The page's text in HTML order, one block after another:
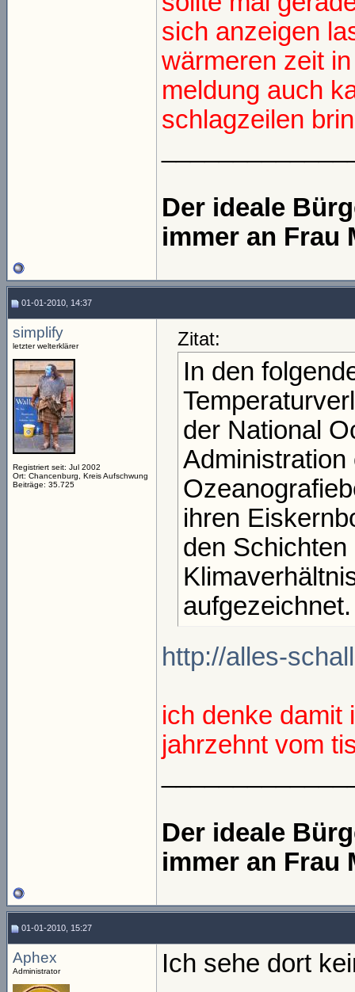
sich anzeigen
wärmeren zeit
meldung auch
schlagzeilen
Der ideale
immer an Frau
01-01-2010, 14:37
simplify
letzter welterklärer
Registriert seit: Jul 2002
Ort: Chancenburg, Kreis Aufschwung
Beiträge: 35.725
Zitat:
In den
der National
Administration
ihren
den
aufgezeichnet.
http://alles-
ich denke damit
jahrzehnt vom
Der ideale
immer an Frau
01-01-2010, 15:27
Aphex
Administrator Ich sehe dort